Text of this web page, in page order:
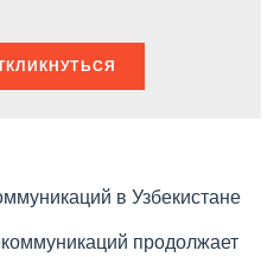
в Узбекистане
продолжает